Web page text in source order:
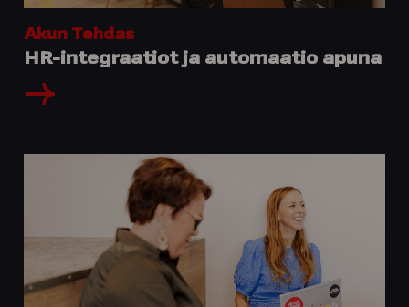
Akun Tehdas
HR-integraatiot ja automaatio apuna